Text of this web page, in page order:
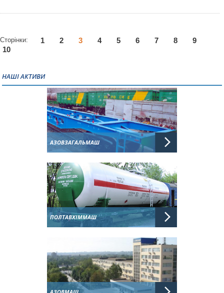
Сторінки: 1 2 3 4 5 6 7 8
9
10
НАШІ АКТИВИ
АЗОВЗАГАЛЬМАШ
ПОЛТАВХІММАШ